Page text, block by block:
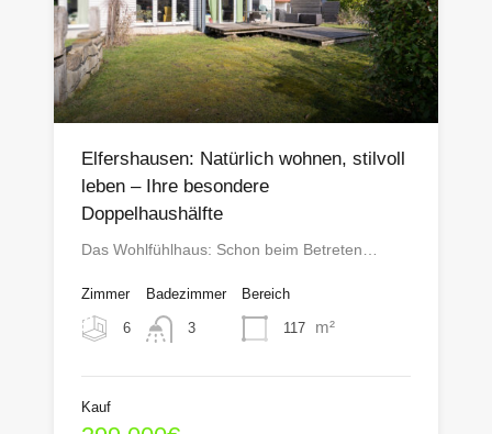
Elfershausen: Natürlich wohnen, stilvoll
leben – Ihre besondere
Doppelhaushälfte
Das Wohlfühlhaus: Schon beim Betreten…
Zimmer
6
Badezimmer
3
Bereich
117 m²
Kauf